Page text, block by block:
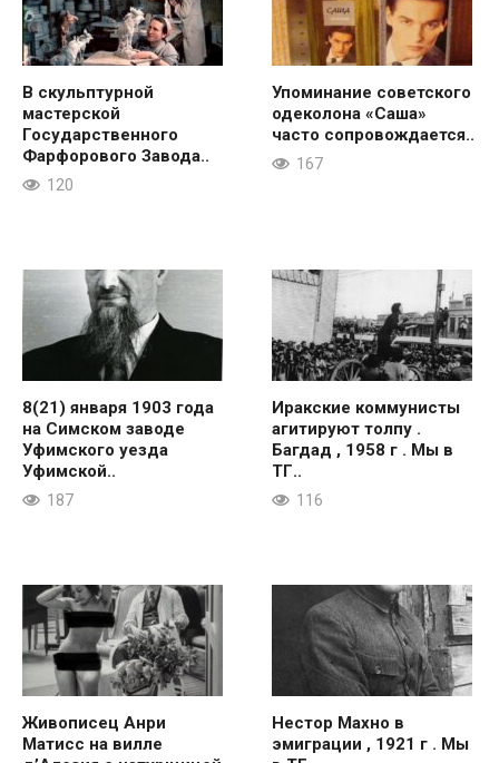
В скульптурной
мастерской
Государственного
Фарфорового Завода..
120
Упоминание советского
одеколона «Саша»
часто сопровождается..
167
8(21) января 1903 года
на Симском заводе
Уфимского уезда
Уфимской..
187
Иракские коммунисты
агитируют толпу .
Багдад , 1958 г . Мы в
ТГ..
116
Живописец Анри
Матисс на вилле
Нестор Махно в
эмиграции , 1921 г . Мы